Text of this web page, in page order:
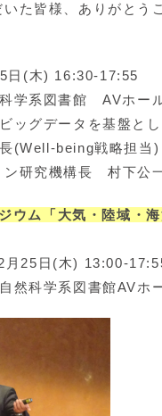
た皆様、ありがとう
日(木) 16:30-17:55
学系図書館 AVホー
ッグデータを基盤と
(Well-being戦略担
ン研究機構長 村下公
ウム「大気・陸域・
月25日(木) 13:00-
然科学系図書館AVホ